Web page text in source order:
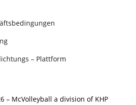
– Plattform
– McVolleyball a division of KHP